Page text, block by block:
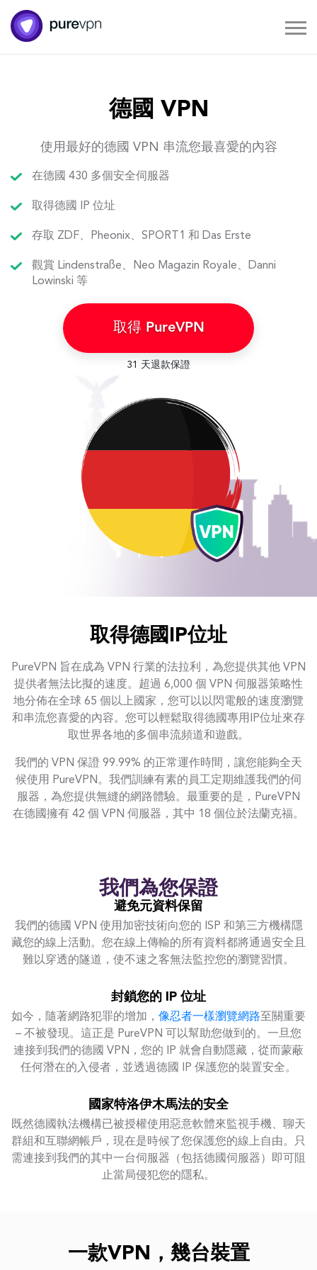
德國 VPN
使用最好的德國 VPN 串流您最喜愛的內容
在德國 430 多個安全伺服器
取得德國 IP 位址
存取 ZDF、Pheonix、SPORT1 和 Das Erste
觀賞 Lindenstraße、Neo Magazin Royale、Danni
Lowinski 等
取得 PureVPN
31 天退款保證
取得德國IP位址
PureVPN 旨在成為 VPN 行業的法拉利，為您提供其他 VPN
提供者無法比擬的速度。超過 6,000 個 VPN 伺服器策略性
地分佈在全球 65 個以上國家，您可以以閃電般的速度瀏覽
和串流您喜愛的內容。您可以輕鬆取得德國專用IP位址來存
取世界各地的多個串流頻道和遊戲。
我們的 VPN 保證 99.99% 的正常運作時間，讓您能夠全天
候使用 PureVPN。我們訓練有素的員工定期維護我們的伺
服器，為您提供無縫的網路體驗。最重要的是，PureVPN
在德國擁有 42 個 VPN 伺服器，其中 18 個位於法蘭克福。
我們為您保證
避免元資料保留
我們的德國 VPN 使用加密技術向您的 ISP 和第三方機構隱
藏您的線上活動。您在線上傳輸的所有資料都將通過安全且
難以穿透的隧道，使不速之客無法監控您的瀏覽習慣。
封鎖您的 IP 位址
如今，隨著網路犯罪的增加， 像忍者一樣瀏覽網路至關重要
– 不被發現。這正是 PureVPN 可以幫助您做到的。一旦您
連接到我們的德國 VPN，您的 IP 就會自動隱藏，從而蒙蔽
任何潛在的入侵者，並透過德國 IP 保護您的裝置安全。
國家特洛伊木馬法的安全
既然德國執法機構已被授權使用惡意軟體來監視手機、聊天
群組和互聯網帳戶，現在是時候了您保護您的線上自由。只
需連接到我們的其中一台伺服器（包括德國伺服器）即可阻
止當局侵犯您的隱私。
一款VPN，幾台裝置